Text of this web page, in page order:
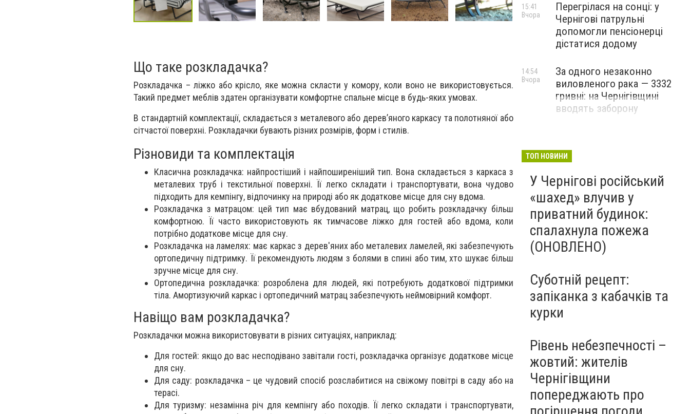
Що таке розкладачка?
Розкладачка – ліжко або крісло, яке можна скласти у комору, коли воно не використовується.
Такий предмет меблів здатен організувати комфортне спальне місце в будь-яких умовах.
В стандартній комплектації, складається з металевого або дерев’яного каркасу та полотняної або
сітчастої поверхні. Розкладачки бувають різних розмірів, форм і стилів.
Різновиди та комплектація
Класична розкладачка: найпростіший і найпоширеніший тип. Вона складається з каркаса з
металевих труб і текстильної поверхні. Її легко складати і транспортувати, вона чудово
підходить для кемпінгу, відпочинку на природі або як додаткове місце для сну вдома.
Розкладачка з матрацом: цей тип має вбудований матрац, що робить розкладачку більш
комфортною. Її часто використовують як тимчасове ліжко для гостей або вдома, коли
потрібно додаткове місце для сну.
Розкладачка на ламелях: має каркас з дерев'яних або металевих ламелей, які забезпечують
ортопедичну підтримку. Її рекомендують людям з болями в спині або тим, хто шукає більш
зручне місце для сну.
Ортопедична розкладачка: розроблена для людей, які потребують додаткової підтримки
тіла. Амортизуючий каркас і ортопедичний матрац забезпечують неймовірний комфорт.
Навіщо вам розкладачка?
Розкладачки можна використовувати в різних ситуаціях, наприклад:
Для гостей: якщо до вас несподівано завітали гості, розкладачка організує додаткове місце
для сну.
Для саду: розкладачка – це чудовий спосіб розслабитися на свіжому повітрі в саду або на
терасі.
Для туризму: незамінна річ для кемпінгу або походів. Її легко складати і транспортувати,
Перегрілася на сонці: у
Чернігові патрульні
допомогли пенсіонерці
дістатися додому
15:41
Вчора
За одного незаконно
виловленого рака — 3332
гривні: на Чернігівщині
вводять заборону
14:54
Вчора
ТОП НОВИНИ
У Чернігові російський
«шахед» влучив у
приватний будинок:
спалахнула пожежа
(ОНОВЛЕНО)
Суботній рецепт:
запіканка з кабачків та
курки
Рівень небезпечності –
жовтий: жителів
Чернігівщини
попереджають про